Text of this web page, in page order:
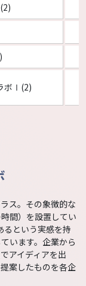
ボⅠ(2)
ス。その象徴的な
間）を設置してい
るという実感を持
います。企業から
アイディアを出
案したものを各企